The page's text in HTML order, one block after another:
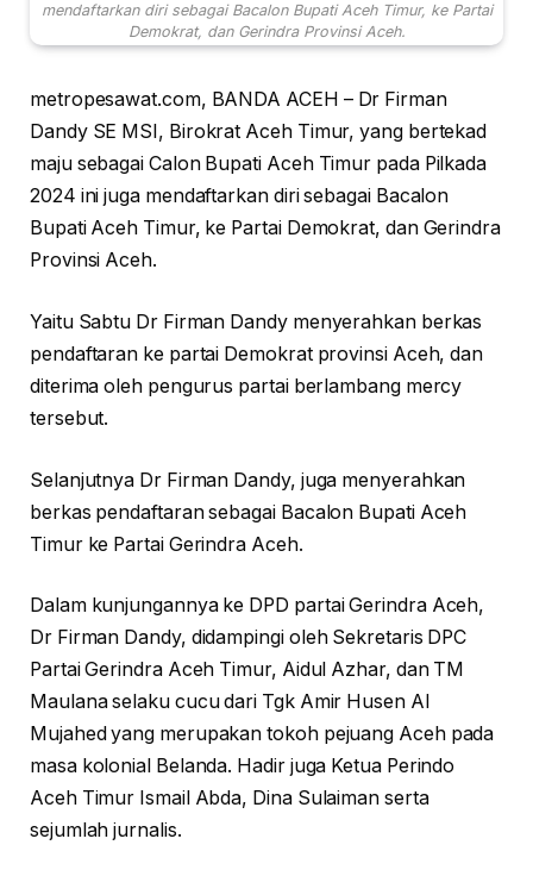
mendaftarkan diri sebagai Bacalon Bupati Aceh Timur, ke Partai
Demokrat, dan Gerindra Provinsi Aceh.
metropesawat.com, BANDA ACEH – Dr Firman
Dandy SE MSI, Birokrat Aceh Timur, yang bertekad
maju sebagai Calon Bupati Aceh Timur pada Pilkada
2024 ini juga mendaftarkan diri sebagai Bacalon
Bupati Aceh Timur, ke Partai Demokrat, dan Gerindra
Provinsi Aceh.
Yaitu Sabtu Dr Firman Dandy menyerahkan berkas
pendaftaran ke partai Demokrat provinsi Aceh, dan
diterima oleh pengurus partai berlambang mercy
tersebut.
Selanjutnya Dr Firman Dandy, juga menyerahkan
berkas pendaftaran sebagai Bacalon Bupati Aceh
Timur ke Partai Gerindra Aceh.
Dalam kunjungannya ke DPD partai Gerindra Aceh,
Dr Firman Dandy, didampingi oleh Sekretaris DPC
Partai Gerindra Aceh Timur, Aidul Azhar, dan TM
Maulana selaku cucu dari Tgk Amir Husen Al
Mujahed yang merupakan tokoh pejuang Aceh pada
masa kolonial Belanda. Hadir juga Ketua Perindo
Aceh Timur Ismail Abda, Dina Sulaiman serta
sejumlah jurnalis.